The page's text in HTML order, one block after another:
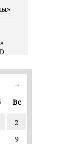
→
Вс
2
9